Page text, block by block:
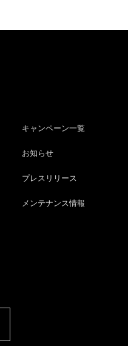
キャンペーン一覧
お知らせ
プレスリリース
メンテナンス情報